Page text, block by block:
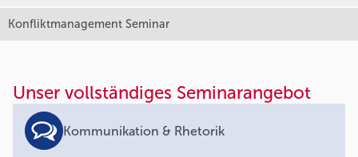
Konfliktmanagement Seminar
Unser vollständiges Seminarangebot
Kommunikation & Rhetorik